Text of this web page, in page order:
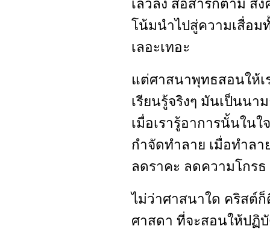
เลวลง สื่อสารก็ตาม สั
โน้มนำไปสู่ความเสื่อม
เลอะเทอะ
แต่ศาสนาพุทธสอนให้เ
เรียนรู้จริงๆ มันเป็นน
เมื่อเรารู้อาการนั้นใน
กำจัดทำลาย เมื่อทำล
ลดราคะ ลดความโกรธ
ไม่ว่าศาสนาใด คริสต์
ศาสดา ที่จะสอนให้ปฏิ